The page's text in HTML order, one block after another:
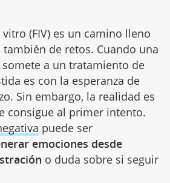
(FIV) es un camino lleno
de retos. Cuando una
a un tratamiento de
es con la esperanza de
Sin embargo, la realidad es
consigue al primer intento.
puede ser
emociones desde
o duda sobre si seguir